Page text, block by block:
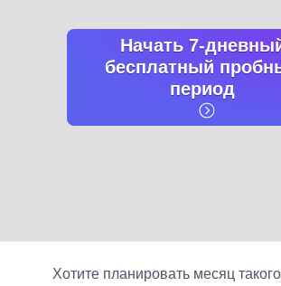
Начать 7-
бесплатный
период
Хотите планировать месяц